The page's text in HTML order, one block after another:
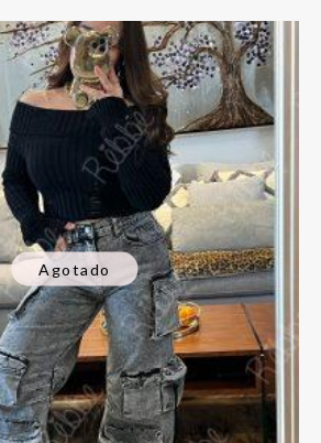
Agotado